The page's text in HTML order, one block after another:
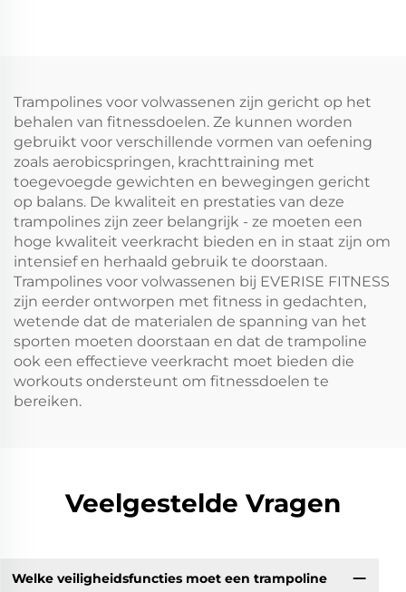
Trampolines voor volwassenen zijn gericht op het
behalen van fitnessdoelen. Ze kunnen worden
gebruikt voor verschillende vormen van oefening
zoals aerobicspringen, krachttraining met
toegevoegde gewichten en bewegingen gericht
op balans. De kwaliteit en prestaties van deze
trampolines zijn zeer belangrijk - ze moeten een
hoge kwaliteit veerkracht bieden en in staat zijn om
intensief en herhaald gebruik te doorstaan.
Trampolines voor volwassenen bij EVERISE FITNESS
zijn eerder ontworpen met fitness in gedachten,
wetende dat de materialen de spanning van het
sporten moeten doorstaan en dat de trampoline
ook een effectieve veerkracht moet bieden die
workouts ondersteunt om fitnessdoelen te
bereiken.
Veelgestelde Vragen
Welke veiligheidsfuncties moet een trampoline